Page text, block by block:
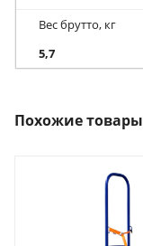
Вес брутто, кг
5,7
Похожие товары